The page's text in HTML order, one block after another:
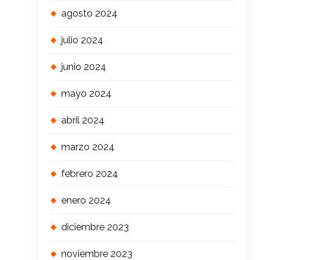
agosto 2024
julio 2024
junio 2024
mayo 2024
abril 2024
marzo 2024
febrero 2024
enero 2024
diciembre 2023
noviembre 2023